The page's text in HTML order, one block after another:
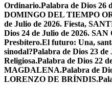
Ordinario.Palabra de Dios 26
DOMINGO DEL TIEMPO
de Julio de 2026. Fiesta,
Dios 24 de Julio de 2026.
Presbítero.El futuro: Una,
sinodal?Palabra de Dios 23
Religiosa.Palabra de Dios 22
MAGDALENA.Palabra de
LORENZO DE BRÍNDIS.